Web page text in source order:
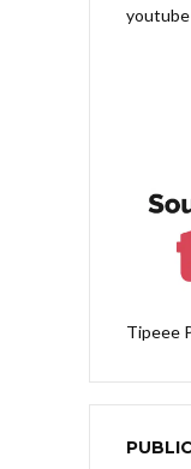
youtube
Tipeee